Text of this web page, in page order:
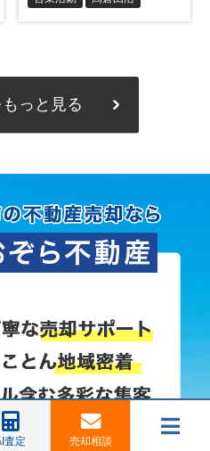
っと見る
査定 売却相談